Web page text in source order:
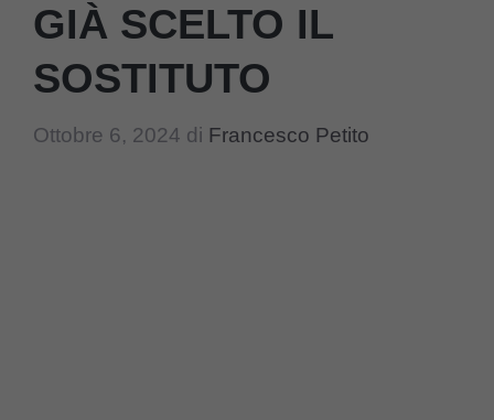
GIÀ SCELTO IL
SOSTITUTO
Ottobre 6, 2024 di Francesco Petito